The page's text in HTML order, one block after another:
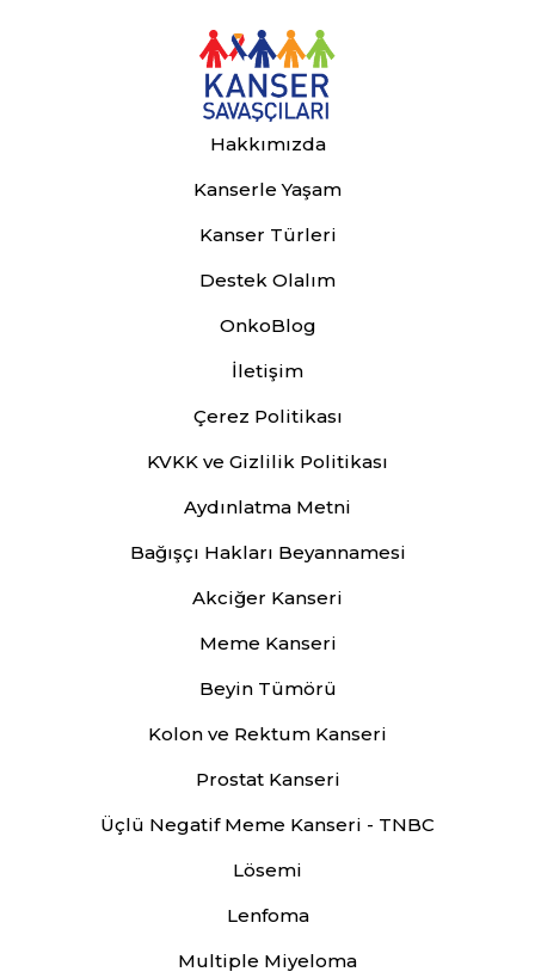
Hakkımızda
Kanserle Yaşam
Kanser Türleri
Destek Olalım
OnkoBlog
İletişim
Çerez Politikası
KVKK ve Gizlilik Politikası
Aydınlatma Metni
Bağışçı Hakları Beyannamesi
Akciğer Kanseri
Meme Kanseri
Beyin Tümörü
Kolon ve Rektum Kanseri
Prostat Kanseri
Üçlü Negatif Meme Kanseri - TNBC
Lösemi
Lenfoma
Multiple Miyeloma